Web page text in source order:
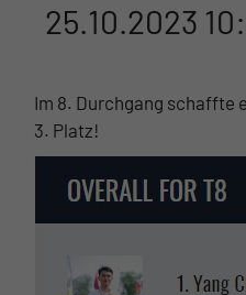
25.10.2023
Im 8. Durchgang schaffte
3. Platz!